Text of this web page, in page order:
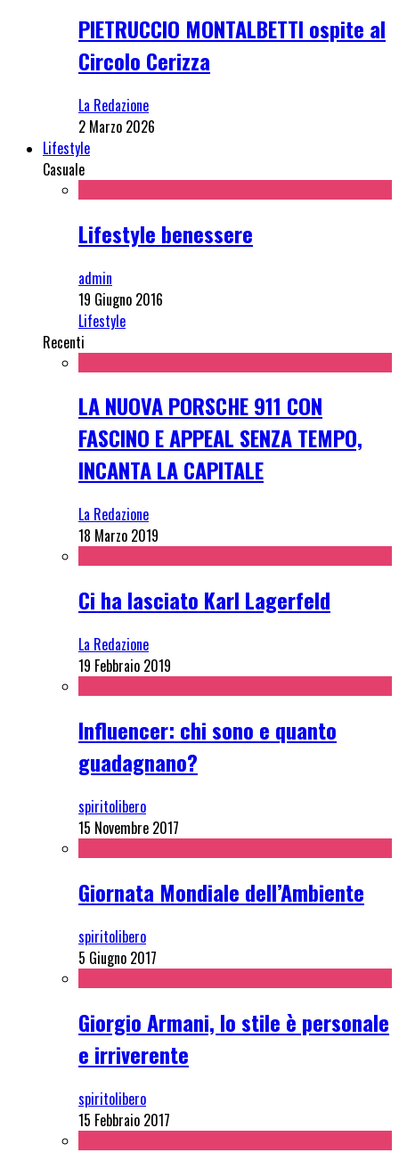
PIETRUCCIO MONTALBETTI ospite al
Circolo Cerizza
La Redazione
2 Marzo 2026
Lifestyle
Casuale
Lifestyle benessere
admin
19 Giugno 2016
Lifestyle
Recenti
LA NUOVA PORSCHE 911 CON
FASCINO E APPEAL SENZA TEMPO,
INCANTA LA CAPITALE
La Redazione
18 Marzo 2019
Ci ha lasciato Karl Lagerfeld
La Redazione
19 Febbraio 2019
Influencer: chi sono e quanto
guadagnano?
spiritolibero
15 Novembre 2017
Giornata Mondiale dell’Ambiente
spiritolibero
5 Giugno 2017
Giorgio Armani, lo stile è personale
e irriverente
spiritolibero
15 Febbraio 2017